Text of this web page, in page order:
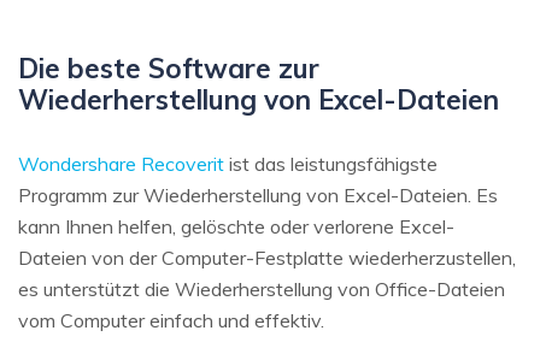
Die beste Software zur
Wiederherstellung von Excel-Dateien
Wondershare Recoverit ist das leistungsfähigste
Programm zur Wiederherstellung von Excel-Dateien. Es
kann Ihnen helfen, gelöschte oder verlorene Excel-
Dateien von der Computer-Festplatte wiederherzustellen,
es unterstützt die Wiederherstellung von Office-Dateien
vom Computer einfach und effektiv.